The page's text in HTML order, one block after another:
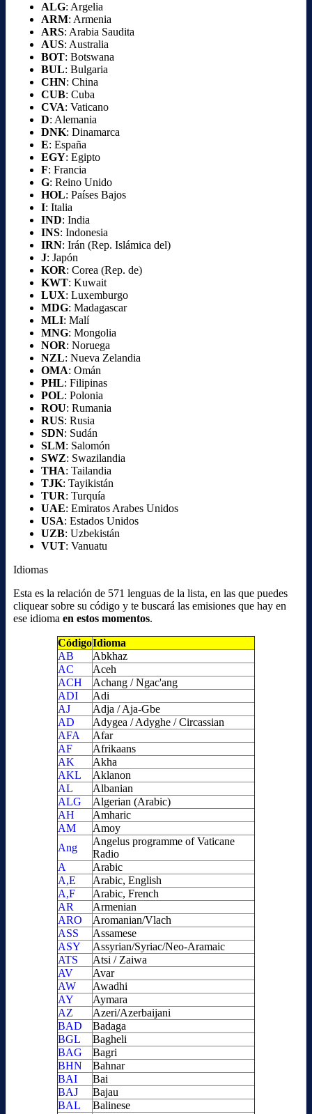
ALG: Argelia
ARM: Armenia
ARS: Arabia Saudita
AUS: Australia
BOT: Botswana
BUL: Bulgaria
CHN: China
CUB: Cuba
CVA: Vaticano
D: Alemania
DNK: Dinamarca
E: España
EGY: Egipto
F: Francia
G: Reino Unido
HOL: Países Bajos
I: Italia
IND: India
INS: Indonesia
IRN: Irán (Rep. Islámica del)
J: Japón
KOR: Corea (Rep. de)
KWT: Kuwait
LUX: Luxemburgo
MDG: Madagascar
MLI: Malí
MNG: Mongolia
NOR: Noruega
NZL: Nueva Zelandia
OMA: Omán
PHL: Filipinas
POL: Polonia
ROU: Rumania
RUS: Rusia
SDN: Sudán
SLM: Salomón
SWZ: Swazilandia
THA: Tailandia
TJK: Tayikistán
TUR: Turquía
UAE: Emiratos Arabes Unidos
USA: Estados Unidos
UZB: Uzbekistán
VUT: Vanuatu
Idiomas
Esta es la relación de 571 lenguas de la lista, en las que puedes
cliquear sobre su código y te buscará las emisiones que hay en
ese idioma en estos momentos.
CódigoIdioma
AB
Abkhaz
AC
Aceh
ACH
Achang / Ngac'ang
ADI
Adi
AJ
Adja / Aja-Gbe
AD
Adygea / Adyghe / Circassian
AFA
Afar
AF
Afrikaans
AK
Akha
AKL
Aklanon
AL
Albanian
ALG
Algerian (Arabic)
AH
Amharic
AM
Amoy
Ang
Angelus programme of Vaticane
Radio
A
Arabic
A,E
Arabic, English
A,F
Arabic, French
AR
Armenian
ARO
Aromanian/Vlach
ASS
Assamese
ASY
Assyrian/Syriac/Neo-Aramaic
ATS
Atsi / Zaiwa
AV
Avar
AW
Awadhi
AY
Aymara
AZ
Azeri/Azerbaijani
BAD
Badaga
BGL
Bagheli
BAG
Bagri
BHN
Bahnar
BAI
Bai
BAJ
Bajau
BAL
Balinese